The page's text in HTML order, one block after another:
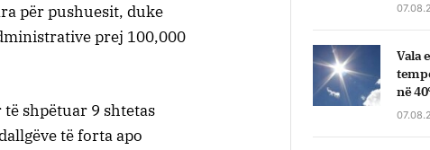
për pushuesit, duke
prej 100,000
shpëtuar 9 shtetas
të forta apo
Vala
në